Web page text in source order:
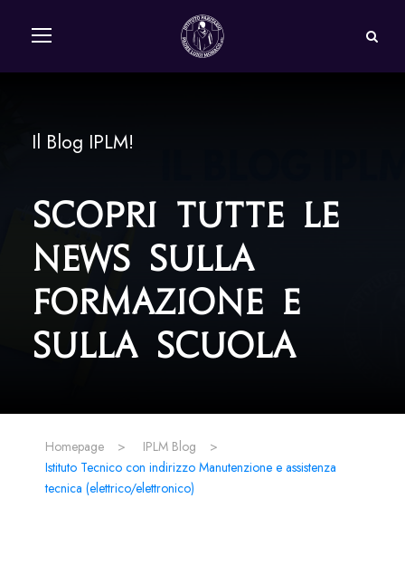
Il Blog IPLM!
Scopri tutte le
news sulla
formazione e
sulla scuola
Homepage > IPLM Blog
>
Istituto Tecnico con indirizzo Manutenzione e assistenza
tecnica (elettrico/elettronico)